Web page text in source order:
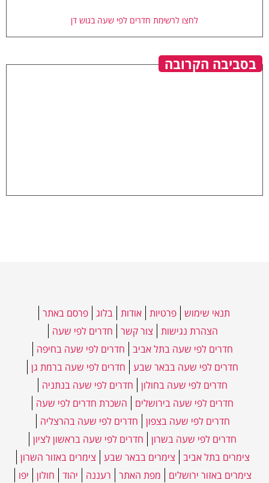
לחצו לרשימת חדרים לפי שעה בגוש דן
בסביבה הקרובה
תנאי שימוש פרטיות אודות בלוג
פרסם באתר
הצהרת נגישות
צור קשר
חדרים לפי שעה
חדרים לפי שעה בתל אביב
חדרים לפי שעה בחיפה
חדרים לפי שעה בבאר שבע
חדרים לפי שעה ברמת גן
חדרים לפי שעה בחולון
חדרים לפי שעה בנתניה
חדרים לפי שעה בירושלים
השכרת חדרים לפי שעה
חדרים לפי שעה בצפון
חדרים לפי שעה בהרצליה
חדרים לפי שעה בשרון
חדרים לפי שעה בראשון לציון
צימרים בתל אביב
צימרים בבאר שבע
צימרים באזור השרון
צימרים באזור ירושלים
מפת האתר רעננה יהוד חולון
יפו